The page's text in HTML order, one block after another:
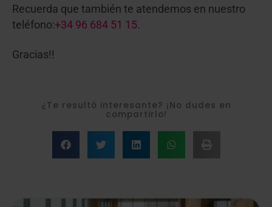
Recuerda que también te atendemos en nuestro
teléfono:+34 96 684 51 15.
Gracias!!
¿Te resultó interesante? ¡No dudes en
compartirlo!